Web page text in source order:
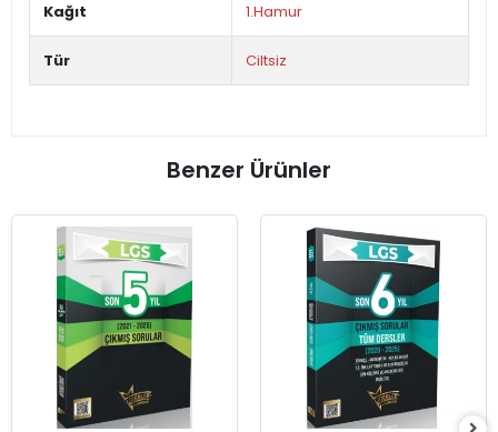
Kağıt 1.Hamur
Tür Ciltsiz
Benzer Ürünler